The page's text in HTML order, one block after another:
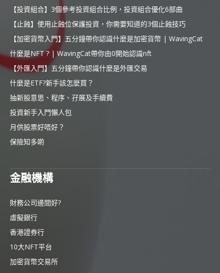
【投資組合】3個參考投資組合比例，投資組合優化6部曲
【止蝕】使用止蝕位保護投資，你需要知道的3個止蝕技巧
【加密貨幣入門】五分鐘帶你認識什麼是加密貨幣 | WavingCat
什麼是NFT ? | WavingCat帶你由0開始認識nft
【外匯入門】五分鐘帶你認識什麼是外匯交易
什麼是ETF?新手該怎麼買？
抽新股意思、程序、孖展及手續費
投資新手入門懶人包
月供股票好唔好？
保險知多啲
金融機構
財務公司邊間好?
虛擬銀行
香港證券行
10大NFT平台
加密貨幣交易所